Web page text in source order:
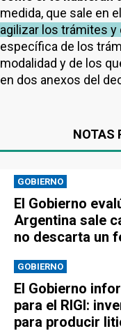
medida, que sale en
agilizar los trámites y
específica de los
modalidad y de los
en dos anexos del
NOTAS
GOBIERNO
El Gobierno
Argentina sale
no descarta un
GOBIERNO
El Gobierno
para el RIGI:
para producir